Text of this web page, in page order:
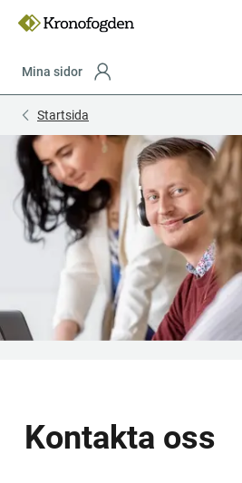
innehåll
Mina sidor
Startsida
Kontakta oss
start
end